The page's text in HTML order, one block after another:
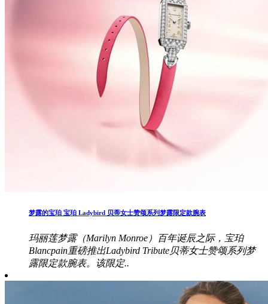
梦露的宝珀 宝珀 Ladybird 贝蒂女士赞颂系列梦露限定款腕表
玛丽莲梦露（Marilyn Monroe）百年诞辰之际，宝珀
Blancpain重磅推出Ladybird Tribute贝蒂女士赞颂系列梦
露限定款腕表。该限定..